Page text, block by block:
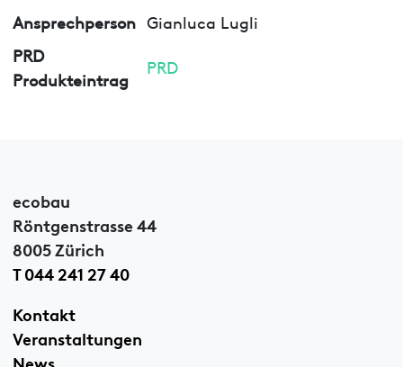
Ansprechperson Gianluca Lugli
PRD
Produkteintrag
PRD
ecobau
Röntgenstrasse 44
8005 Zürich
T 044 241 27 40
Kontakt
Veranstaltungen
News